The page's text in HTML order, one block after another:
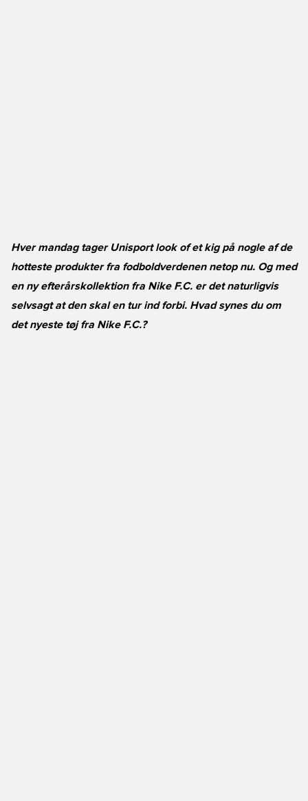
Hver mandag tager Unisport look of et kig på nogle af de
hotteste produkter fra fodboldverdenen netop nu. Og med
en ny efterårskollektion fra Nike F.C. er det naturligvis
selvsagt at den skal en tur ind forbi. Hvad synes du om
det nyeste tøj fra Nike F.C.?